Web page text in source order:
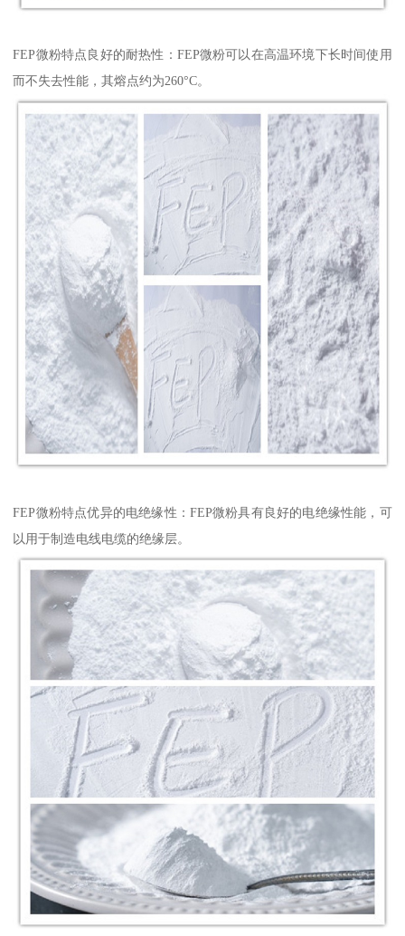
FEP微粉特点良好的耐热性：FEP微粉可以在高温环境下长时间使用
而不失去性能，其熔点约为260°C。
FEP微粉特点优异的电绝缘性：FEP微粉具有良好的电绝缘性能，可
以用于制造电线电缆的绝缘层。